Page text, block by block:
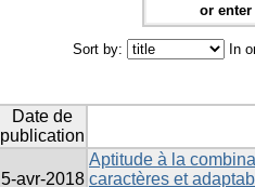
or
Sort by: In
Date de
publication
5-avr-2018
Aptitude à la
caractères et